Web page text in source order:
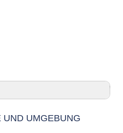
Anzeige
und
UND UMGEBUNG